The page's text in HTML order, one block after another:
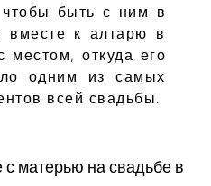
чтобы быть с ним в
вместе к алтарю в
местом, откуда его
одним из самых
всей свадьбы.